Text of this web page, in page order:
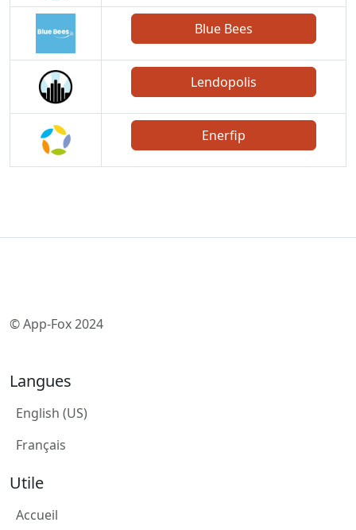
Blue Bees
Lendopolis
Enerfip
© App-Fox 2024
Langues
English (US)
Français
Utile
Accueil